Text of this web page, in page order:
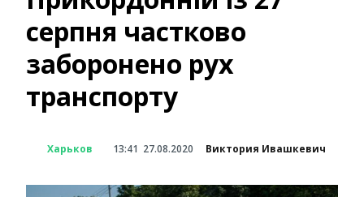
серпня частково
заборонено рух
транспорту
Харьков 13:41 27.08.2020 Виктория Ивашкевич